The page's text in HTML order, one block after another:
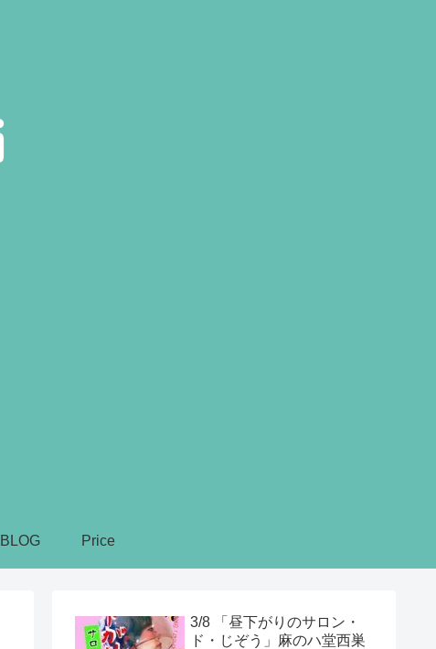
BLOG Price
3/8 「昼下がりのサロン・
ド・じぞう」麻のハ堂西巣